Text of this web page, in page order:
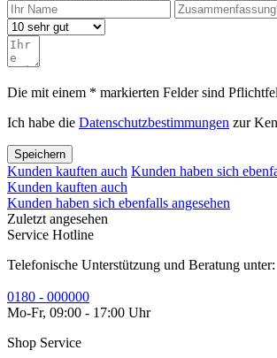
Die mit einem * markierten Felder sind
Ich habe die Datenschutzbestimmungen zur
Speichern
Kunden kauften auch Kunden haben sich
Kunden kauften auch
Kunden haben sich ebenfalls angesehen
Zuletzt angesehen
Service Hotline
Telefonische Unterstützung und Beratung unter:
0180 - 000000
Mo-Fr, 09:00 - 17:00 Uhr
Shop Service